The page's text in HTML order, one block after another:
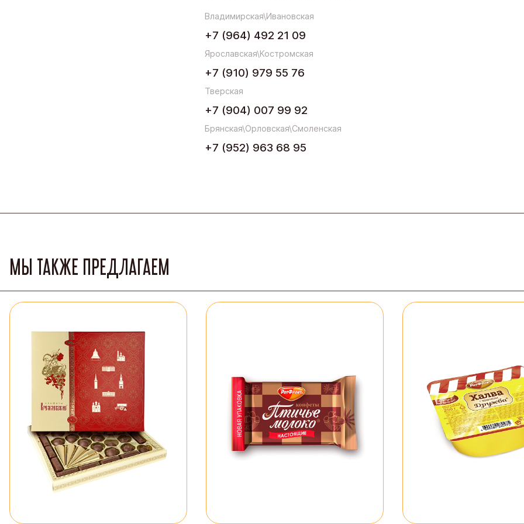
Владимирская\Ивановская
+7 (964) 492 21 09
Ярославская\Костромская
+7 (910) 979 55 76
Тверская
+7 (904) 007 99 92
Брянская\Орловская\Смоленская
+7 (952) 963 68 95
МЫ ТАКЖЕ ПРЕДЛАГАЕМ